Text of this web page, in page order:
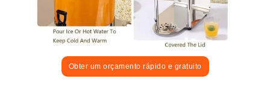
Obter um orçamento rápido e gratuito